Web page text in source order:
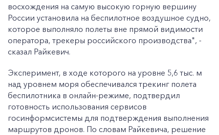
восхождения на самую высокую горную вершину
России установила на беспилотное воздушное судно,
которое выполняло полеты вне прямой видимости
оператора, трекеры российского производства", -
сказал Райкевич.
Эксперимент, в ходе которого на уровне 5,6 тыс. м
над уровнем моря обеспечивался трекинг полета
беспилотника в онлайн-режиме, подтвердил
готовность использования сервисов
госинформсистемы для подтверждения выполнения
маршрутов дронов. По словам Райкевича, решение